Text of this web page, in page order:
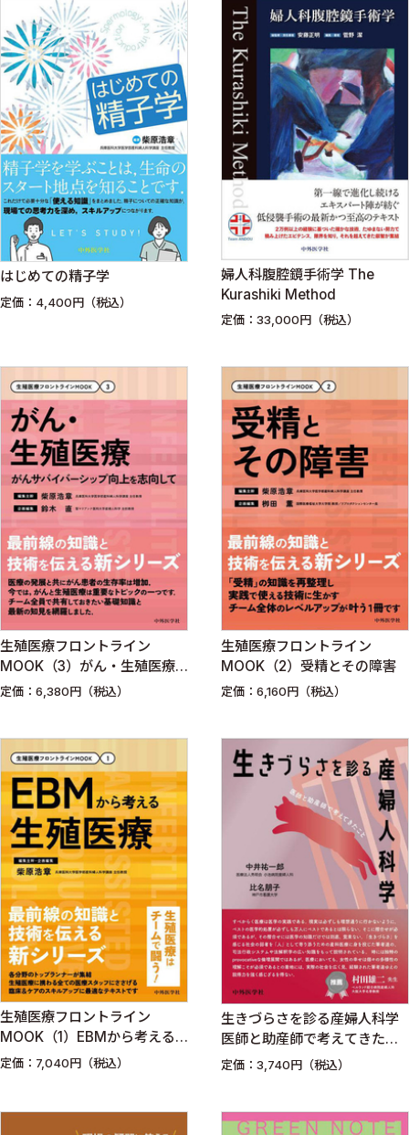
はじめての精子学
定価：4,400円（税込）
婦人科腹腔鏡手術学 The
Kurashiki Method
定価：33,000円（税込）
生殖医療フロントライン
MOOK（3）がん・生殖医療
がんサバイバーシップ向上を
定価：6,380円（税込）
生殖医療フロントライン
MOOK（2）受精とその障害
定価：6,160円（税込）
生殖医療フロントライン
MOOK（1）EBMから考える
生殖医療
定価：7,040円（税込）
生きづらさを診る産婦人科学
医師と助産師で考えてきたこ
と
定価：3,740円（税込）